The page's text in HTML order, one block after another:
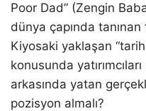
Poor Dad” (Zengin
dünya çapında
Kiyosaki yaklaşan
konusunda
arkasında yatan
pozisyon almalı?